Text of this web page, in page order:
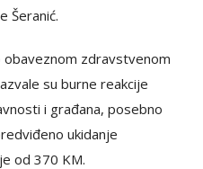
Šeranić.
obaveznom zdravstvenom
su burne reakcije
i građana, posebno
ukidanje
od 370 KM.